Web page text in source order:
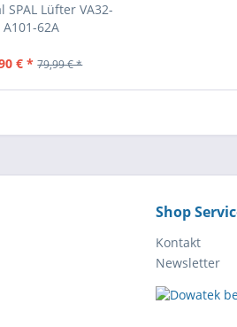
SPAL Lüfter VA32-
A101-62A
€ * 79,99 € *
Shop
Kontakt
Newsletter